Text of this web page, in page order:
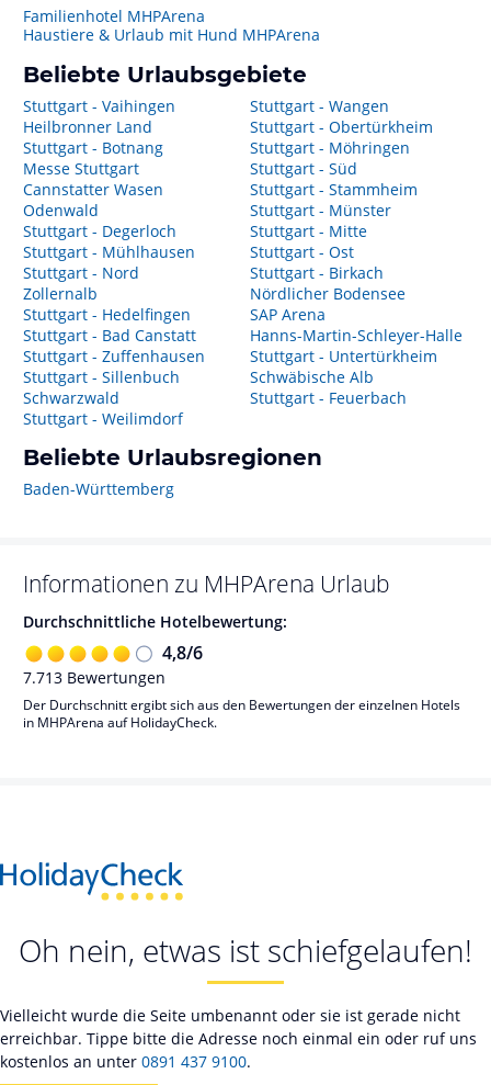
Familienhotel MHPArena
Haustiere & Urlaub mit Hund MHPArena
Beliebte Urlaubsgebiete
Stuttgart - Vaihingen
Heilbronner Land
Stuttgart - Botnang
Messe Stuttgart
Cannstatter Wasen
Odenwald
Stuttgart - Degerloch
Stuttgart - Mühlhausen
Stuttgart - Nord
Zollernalb
Stuttgart - Hedelfingen
Stuttgart - Bad Canstatt
Stuttgart - Zuffenhausen
Stuttgart - Sillenbuch
Schwarzwald
Stuttgart - Weilimdorf
Stuttgart - Wangen
Stuttgart - Obertürkheim
Stuttgart - Möhringen
Stuttgart - Süd
Stuttgart - Stammheim
Stuttgart - Münster
Stuttgart - Mitte
Stuttgart - Ost
Stuttgart - Birkach
Nördlicher Bodensee
SAP Arena
Hanns-Martin-Schleyer-Halle
Stuttgart - Untertürkheim
Schwäbische Alb
Stuttgart - Feuerbach
Beliebte Urlaubsregionen
Baden-Württemberg
Informationen zu MHPArena Urlaub
Durchschnittliche Hotelbewertung:
4,8/6
7.713 Bewertungen
Der Durchschnitt ergibt sich aus den Bewertungen der einzelnen Hotels
in MHPArena auf HolidayCheck.
Oh nein, etwas ist schiefgelaufen!
Vielleicht wurde die Seite umbenannt oder sie ist gerade nicht
erreichbar. Tippe bitte die Adresse noch einmal ein oder ruf uns
kostenlos an unter 0891 437 9100.